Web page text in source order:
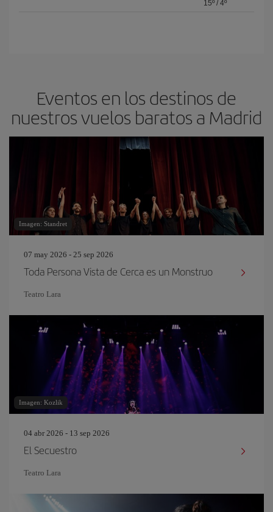
15º/ 4º
Eventos en los destinos de
nuestros vuelos baratos a Madrid
Imagen: Standret
07 may 2026 - 25 sep 2026
Toda Persona Vista de Cerca es un Monstruo
Teatro Lara
Imagen: Kozlik
04 abr 2026 - 13 sep 2026
El Secuestro
Teatro Lara